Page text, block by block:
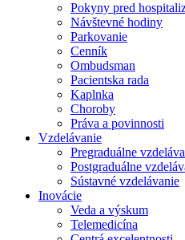
Pokyny pred
Návštevné hodiny
Parkovanie
Cenník
Ombudsman
Pacientska rada
Kaplnka
Choroby
Práva a povinnosti
Vzdelávanie
Pregraduálne
Postgraduálne
Sústavné vzdelávanie
Inovácie
Veda a výskum
Telemedicína